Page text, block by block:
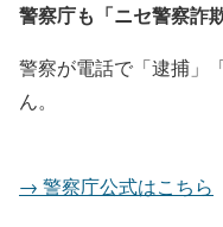
警察庁も「ニセ警察詐
警察が電話で「逮捕」
ん。
→ 警察庁公式はこちら